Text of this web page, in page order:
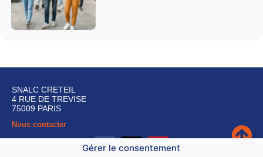
Gérer le consentement
SNALC CRETEIL
4 RUE DE TREVISE
75009 PARIS
Nous contacter